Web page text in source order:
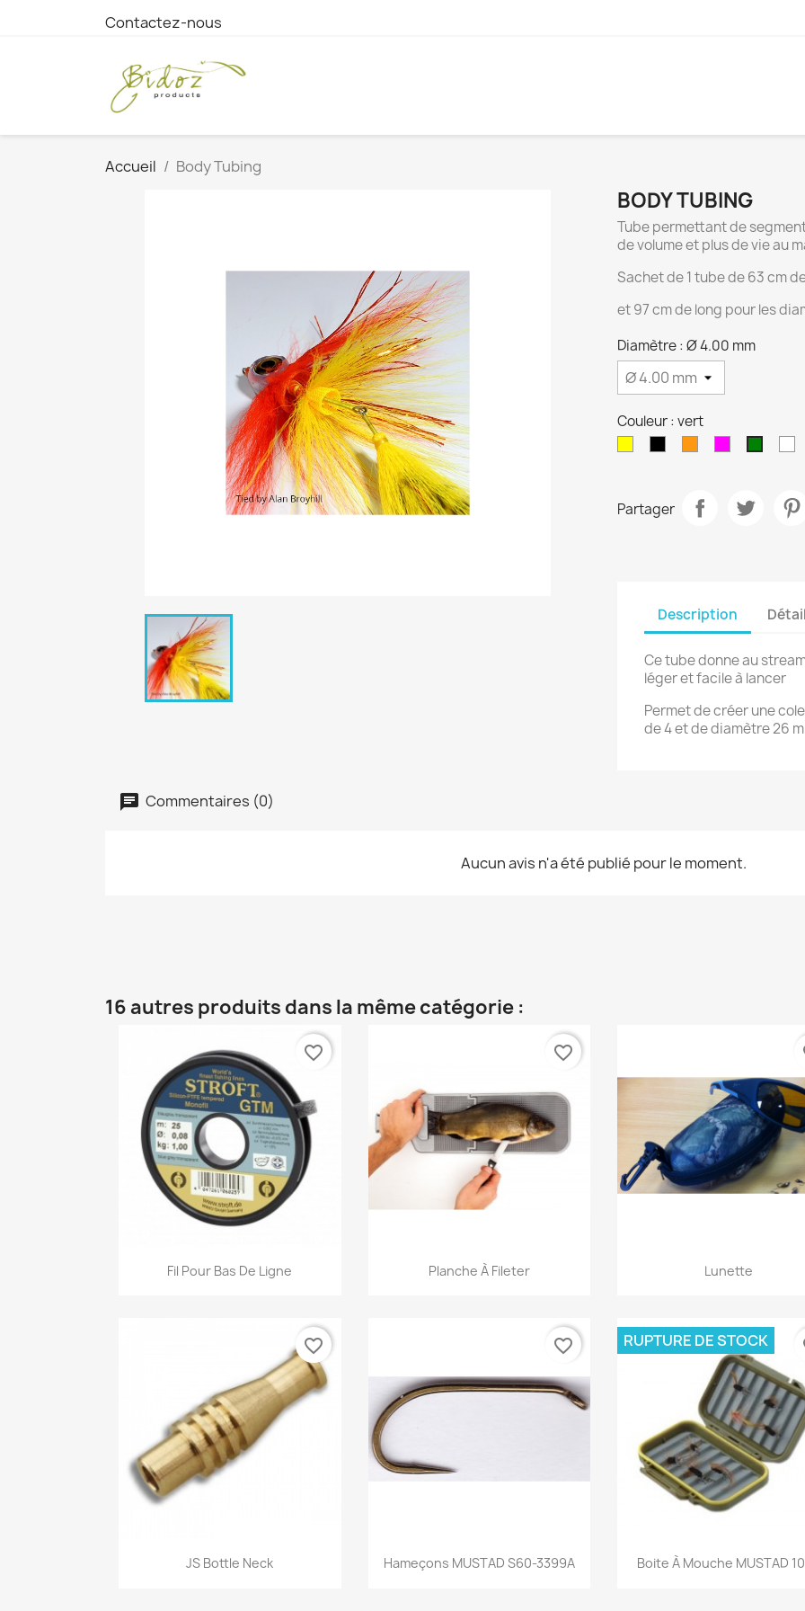
Contactez-nous
Accueil Body Tubing
BODY TUBING
Tube permettant de
de volume et plus de vie au
Sachet de 1 tube de 63 cm
et 97 cm de long pour les
Diamètre : Ø 4.00 mm
Couleur : vert
Partager
Description
Ce tube donne au
léger et facile à lancer
Permet de créer une
de 4 et de diamètre 26
Commentaires (0)
Aucun avis n'a été publié pour le moment.
16 autres produits dans la même catégorie :
Aperçu rapide
Fil Pour Bas De Ligne
favorite_border
Aperçu rapide
Planche À Fileter
favorite_border
Aperçu rapide
Lunette
Aperçu rapide
JS Bottle Neck
favorite_border
Aperçu rapide
Hameçons MUSTAD S60-3399A
favorite_border
Aperçu rapide
Boite À Mouche MUSTAD
RUPTURE DE STOCK